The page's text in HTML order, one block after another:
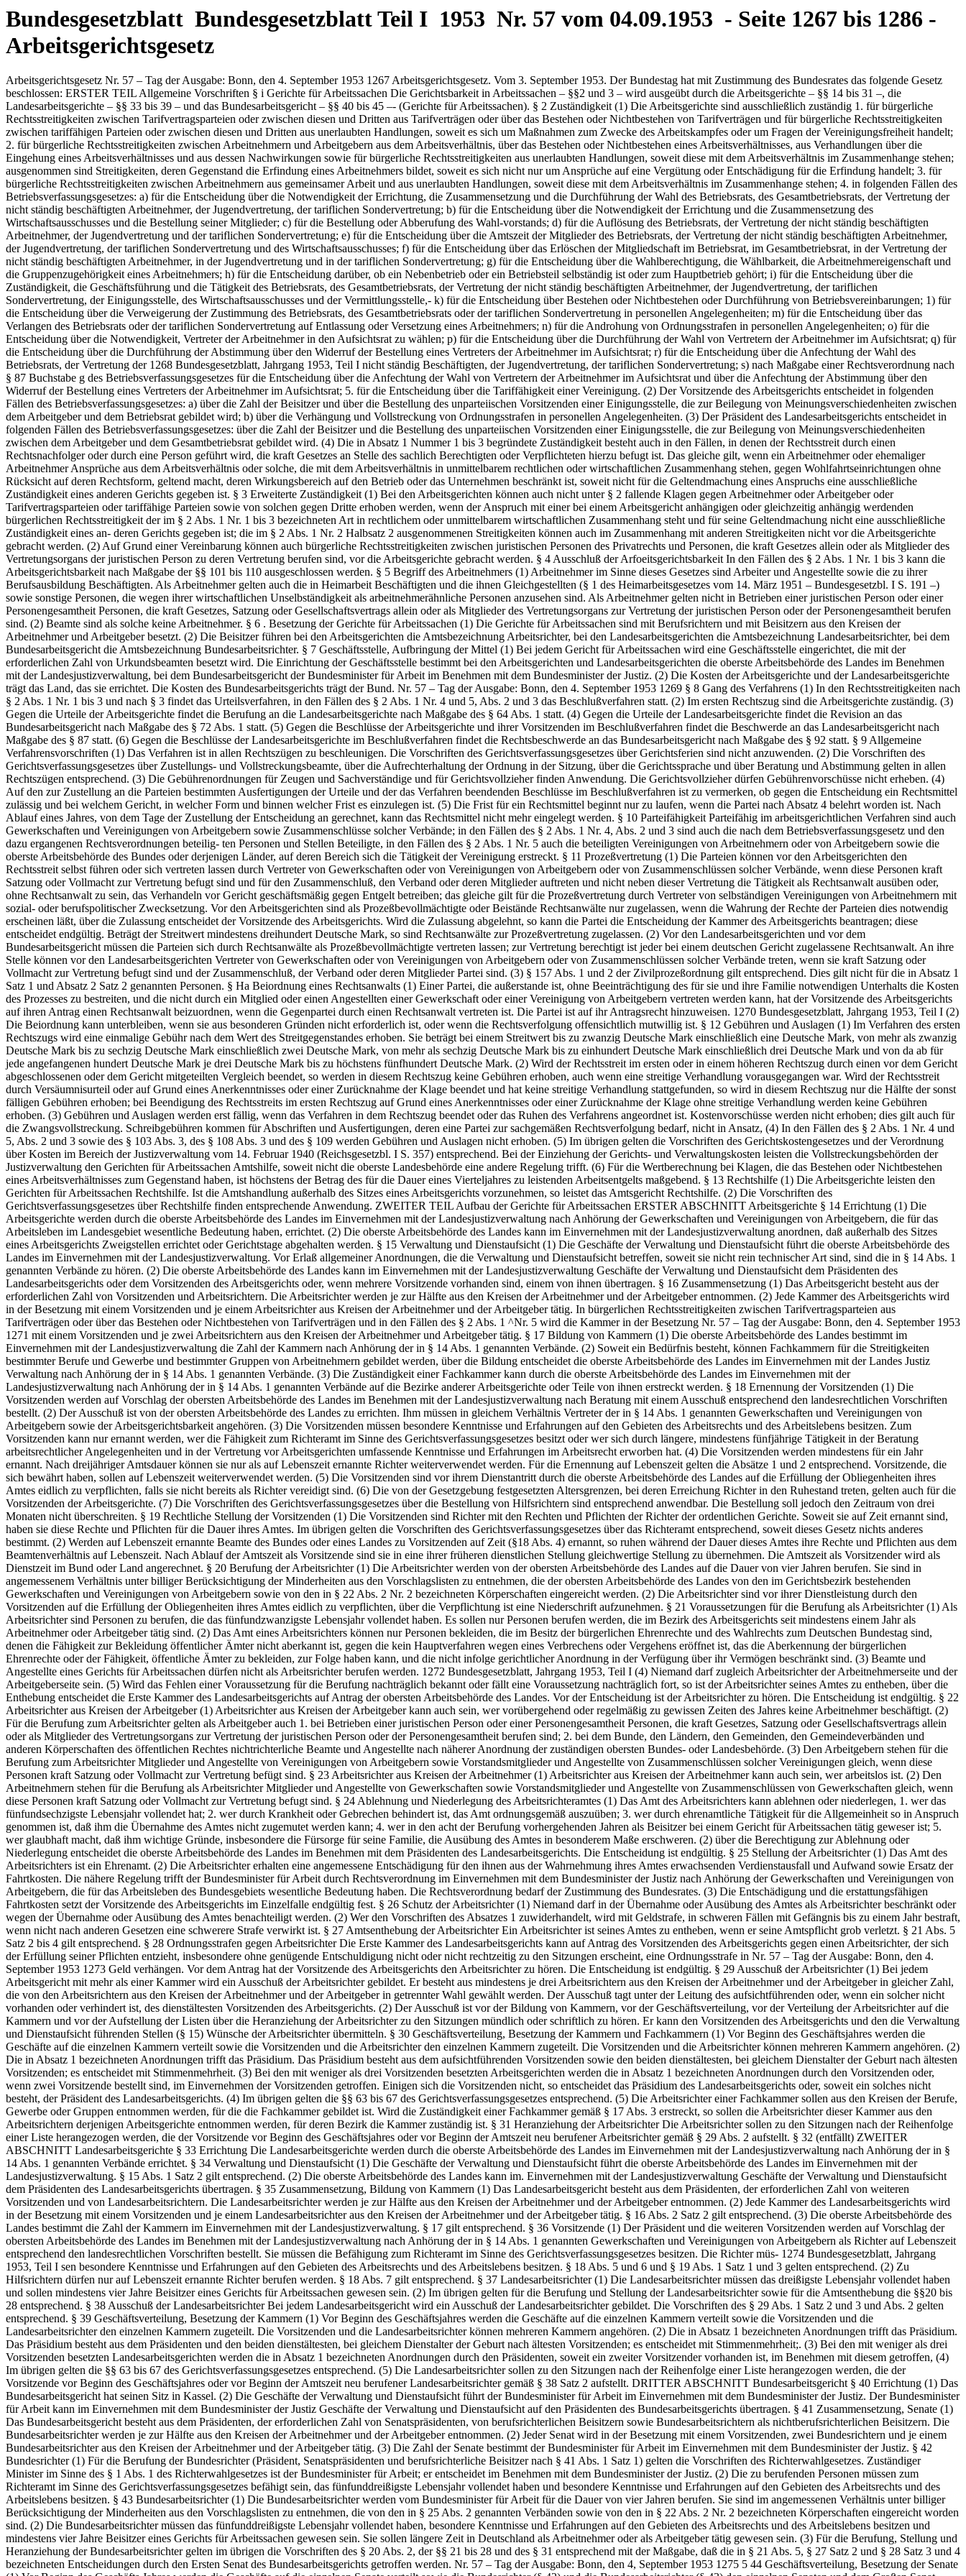
Bundesgesetzblatt Bundesgesetzblatt Teil I 1953 Nr. 57 vom 04.09.1953 - Seite 1267 bis 1286 -
Arbeitsgerichtsgesetz
Arbeitsgerichtsgesetz Nr. 57 – Tag der Ausgabe: Bonn, den 4. September 1953 1267 Arbeitsgerichtsgesetz. Vom 3. September 1953. Der Bundestag hat mit Zustimmung des Bundesrates das folgende Gesetz beschlossen: ERSTER TEIL Allgemeine Vorschriften § i Gerichte für Arbeitssachen Die Gerichtsbarkeit in Arbeitssachen – §§2 und 3 – wird ausgeübt durch die Arbeitsgerichte – §§ 14 bis 31 –, die Landesarbeitsgerichte – §§ 33 bis 39 – und das Bundesarbeitsgericht – §§ 40 bis 45 –- (Gerichte für Arbeitssachen). § 2 Zuständigkeit (1) Die Arbeitsgerichte sind ausschließlich zuständig 1. für bürgerliche Rechtsstreitigkeiten zwischen Tarifvertragsparteien oder zwischen diesen und Dritten aus Tarifverträgen oder über das Bestehen oder Nichtbestehen von Tarifverträgen und für bürgerliche Rechtsstreitigkeiten zwischen tariffähigen Parteien oder zwischen diesen und Dritten aus unerlaubten Handlungen, soweit es sich um Maßnahmen zum Zwecke des Arbeitskampfes oder um Fragen der Vereinigungsfreiheit handelt; 2. für bürgerliche Rechtsstreitigkeiten zwischen Arbeitnehmern und Arbeitgebern aus dem Arbeitsverhältnis, über das Bestehen oder Nichtbestehen eines Arbeitsverhältnisses, aus Verhandlungen über die Eingehung eines Arbeitsverhältnisses und aus dessen Nachwirkungen sowie für bürgerliche Rechtsstreitigkeiten aus unerlaubten Handlungen, soweit diese mit dem Arbeitsverhältnis im Zusammenhange stehen; ausgenommen sind Streitigkeiten, deren Gegenstand die Erfindung eines Arbeitnehmers bildet, soweit es sich nicht nur um Ansprüche auf eine Vergütung oder Entschädigung für die Erfindung handelt; 3. für bürgerliche Rechtsstreitigkeiten zwischen Arbeitnehmern aus gemeinsamer Arbeit und aus unerlaubten Handlungen, soweit diese mit dem Arbeitsverhältnis im Zusammenhange stehen; 4. in folgenden Fällen des Betriebsverfassungsgesetzes: a) für die Entscheidung über die Notwendigkeit der Errichtung, die Zusammensetzung und die Durchführung der Wahl des Betriebsrats, des Gesamtbetriebsrats, der Vertretung der nicht ständig beschäftigten Arbeitnehmer, der Jugendvertretung, der tariflichen Sondervertretung; b) für die Entscheidung über die Notwendigkeit der Errichtung und die Zusammensetzung des Wirtschaftsausschusses und die Bestellung seiner Mitglieder; c) für die Bestellung oder Abberufung des Wahl-vorstands; d) für die Auflösung des Betriebsrats, der Vertretung der nicht ständig beschäftigten Arbeitnehmer, der Jugendvertretung und der tariflichen Sondervertretung; e) für die Entscheidung über die Amtszeit der Mitglieder des Betriebsrats, der Vertretung der nicht ständig beschäftigten Arbeitnehmer, der Jugendvertretung, der tariflichen Sondervertretung und des Wirtschaftsausschusses; f) für die Entscheidung über das Erlöschen der Mitgliedschaft im Betriebsrat, im Gesamtbetriebsrat, in der Vertretung der nicht ständig beschäftigten Arbeitnehmer, in der Jugendvertretung und in der tariflichen Sondervertretung; g) für die Entscheidung über die Wahlberechtigung, die Wählbarkeit, die Arbeitnehmereigenschaft und die Gruppenzugehörigkeit eines Arbeitnehmers; h) für die Entscheidung darüber, ob ein Nebenbetrieb oder ein Betriebsteil selbständig ist oder zum Hauptbetrieb gehört; i) für die Entscheidung über die Zuständigkeit, die Geschäftsführung und die Tätigkeit des Betriebsrats, des Gesamtbetriebsrats, der Vertretung der nicht ständig beschäftigten Arbeitnehmer, der Jugendvertretung, der tariflichen Sondervertretung, der Einigungsstelle, des Wirtschaftsausschusses und der Vermittlungsstelle,- k) für die Entscheidung über Bestehen oder Nichtbestehen oder Durchführung von Betriebsvereinbarungen; 1) für die Entscheidung über die Verweigerung der Zustimmung des Betriebsrats, des Gesamtbetriebsrats oder der tariflichen Sondervertretung in personellen Angelegenheiten; m) für die Entscheidung über das Verlangen des Betriebsrats oder der tariflichen Sondervertretung auf Entlassung oder Versetzung eines Arbeitnehmers; n) für die Androhung von Ordnungsstrafen in personellen Angelegenheiten; o) für die Entscheidung über die Notwendigkeit, Vertreter der Arbeitnehmer in den Aufsichtsrat zu wählen; p) für die Entscheidung über die Durchführung der Wahl von Vertretern der Arbeitnehmer im Aufsichtsrat; q) für die Entscheidung über die Durchführung der Abstimmung über den Widerruf der Bestellung eines Vertreters der Arbeitnehmer im Aufsichtsrat; r) für die Entscheidung über die Anfechtung der Wahl des Betriebsrats, der Vertretung der 1268 Bundesgesetzblatt, Jahrgang 1953, Teil I nicht ständig Beschäftigten, der Jugendvertretung, der tariflichen Sondervertretung; s) nach Maßgabe einer Rechtsverordnung nach § 87 Buchstabe g des Betriebsverfassungsgesetzes für die Entscheidung über die Anfechtung der Wahl von Vertretern der Arbeitnehmer im Aufsichtsrat und über die Anfechtung der Abstimmung über den Widerruf der Bestellung eines Vertreters der Arbeitnehmer im Aufsichtsrat; 5. für die Entscheidung über die Tariffähigkeit einer Vereinigung. (2) Der Vorsitzende des Arbeitsgerichts entscheidet in folgenden Fällen des Betriebsverfassungsgesetzes: a) über die Zahl der Beisitzer und über die Bestellung des unparteiischen Vorsitzenden einer Einigungsstelle, die zur Beilegung von Meinungsverschiedenheiten zwischen dem Arbeitgeber und dem Betriebsrat gebildet wird; b) über die Verhängung und Vollstreckung von Ordnungsstrafen in personellen Angelegenheiten. (3) Der Präsident des Landesarbeitsgerichts entscheidet in folgenden Fällen des Betriebsverfassungsgesetzes: über die Zahl der Beisitzer und die Bestellung des unparteiischen Vorsitzenden einer Einigungsstelle, die zur Beilegung von Meinungsverschiedenheiten zwischen dem Arbeitgeber und dem Gesamtbetriebsrat gebildet wird. (4) Die in Absatz 1 Nummer 1 bis 3 begründete Zuständigkeit besteht auch in den Fällen, in denen der Rechtsstreit durch einen Rechtsnachfolger oder durch eine Person geführt wird, die kraft Gesetzes an Stelle des sachlich Berechtigten oder Verpflichteten hierzu befugt ist. Das gleiche gilt, wenn ein Arbeitnehmer oder ehemaliger Arbeitnehmer Ansprüche aus dem Arbeitsverhältnis oder solche, die mit dem Arbeitsverhältnis in unmittelbarem rechtlichen oder wirtschaftlichen Zusammenhang stehen, gegen Wohlfahrtseinrichtungen ohne Rücksicht auf deren Rechtsform, geltend macht, deren Wirkungsbereich auf den Betrieb oder das Unternehmen beschränkt ist, soweit nicht für die Geltendmachung eines Anspruchs eine ausschließliche Zuständigkeit eines anderen Gerichts gegeben ist. § 3 Erweiterte Zuständigkeit (1) Bei den Arbeitsgerichten können auch nicht unter § 2 fallende Klagen gegen Arbeitnehmer oder Arbeitgeber oder Tarifvertragsparteien oder tariffähige Parteien sowie von solchen gegen Dritte erhoben werden, wenn der Anspruch mit einer bei einem Arbeitsgericht anhängigen oder gleichzeitig anhängig werdenden bürgerlichen Rechtsstreitigkeit der im § 2 Abs. 1 Nr. 1 bis 3 bezeichneten Art in rechtlichem oder unmittelbarem wirtschaftlichen Zusammenhang steht und für seine Geltendmachung nicht eine ausschließliche Zuständigkeit eines an- deren Gerichts gegeben ist; die im § 2 Abs. 1 Nr. 2 Halbsatz 2 ausgenommenen Streitigkeiten können auch im Zusammenhang mit anderen Streitigkeiten nicht vor die Arbeitsgerichte gebracht werden. (2) Auf Grund einer Vereinbarung können auch bürgerliche Rechtsstreitigkeiten zwischen juristischen Personen des Privatrechts und Personen, die kraft Gesetzes allein oder als Mitglieder des Vertretungsorgans der juristischen Person zu deren Vertretung berufen sind, vor die Arbeitsgerichte gebracht werden. § 4 Ausschluß der Arfoeitsgerichtsbarkeit In den Fällen des § 2 Abs. 1 Nr. 1 bis 3 kann die Arbeitsgerichtsbarkeit nach Maßgabe der §§ 101 bis 110 ausgeschlossen werden. § 5 Begriff des Arbeitnehmers (1) Arbeitnehmer im Sinne dieses Gesetzes sind Arbeiter und Angestellte sowie die zu ihrer Berufsausbildung Beschäftigten. Als Arbeitnehmer gelten auch die in Heimarbeit Beschäftigten und die ihnen Gleichgestellten (§ 1 des Heimarbeitsgesetzes vom 14. März 1951 – Bundesgesetzbl. I S. 191 –) sowie sonstige Personen, die wegen ihrer wirtschaftlichen Unselbständigkeit als arbeitnehmerähnliche Personen anzusehen sind. Als Arbeitnehmer gelten nicht in Betrieben einer juristischen Person oder einer Personengesamtheit Personen, die kraft Gesetzes, Satzung oder Gesellschaftsvertrags allein oder als Mitglieder des Vertretungsorgans zur Vertretung der juristischen Person oder der Personengesamtheit berufen sind. (2) Beamte sind als solche keine Arbeitnehmer. § 6 . Besetzung der Gerichte für Arbeitssachen (1) Die Gerichte für Arbeitssachen sind mit Berufsrichtern und mit Beisitzern aus den Kreisen der Arbeitnehmer und Arbeitgeber besetzt. (2) Die Beisitzer führen bei den Arbeitsgerichten die Amtsbezeichnung Arbeitsrichter, bei den Landesarbeitsgerichten die Amtsbezeichnung Landesarbeitsrichter, bei dem Bundesarbeitsgericht die Amtsbezeichnung Bundesarbeitsrichter. § 7 Geschäftsstelle, Aufbringung der Mittel (1) Bei jedem Gericht für Arbeitssachen wird eine Geschäftsstelle eingerichtet, die mit der erforderlichen Zahl von Urkundsbeamten besetzt wird. Die Einrichtung der Geschäftsstelle bestimmt bei den Arbeitsgerichten und Landesarbeitsgerichten die oberste Arbeitsbehörde des Landes im Benehmen mit der Landesjustizverwaltung, bei dem Bundesarbeitsgericht der Bundesminister für Arbeit im Benehmen mit dem Bundesminister der Justiz. (2) Die Kosten der Arbeitsgerichte und der Landesarbeitsgerichte trägt das Land, das sie errichtet. Die Kosten des Bundesarbeitsgerichts trägt der Bund. Nr. 57 – Tag der Ausgabe: Bonn, den 4. September 1953 1269 § 8 Gang des Verfahrens (1) In den Rechtsstreitigkeiten nach § 2 Abs. 1 Nr. 1 bis 3 und nach § 3 findet das Urteilsverfahren, in den Fällen des § 2 Abs. 1 Nr. 4 und 5, Abs. 2 und 3 das Beschlußverfahren statt. (2) Im ersten Rechtszug sind die Arbeitsgerichte zuständig. (3) Gegen die Urteile der